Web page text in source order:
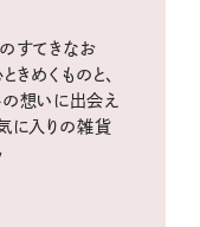
のすてきなお
きめくものと、
想いに出会え
に入りの雑貨